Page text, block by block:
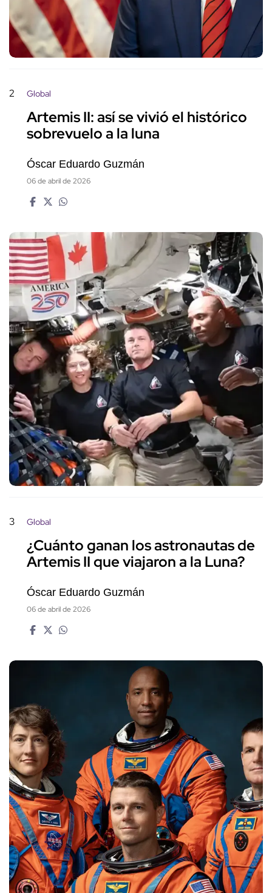
2 Global
Artemis II: así se vivió el histórico
sobrevuelo a la luna
Óscar Eduardo Guzmán
06 de abril de 2026
3 Global
¿Cuánto ganan los astronautas de
Artemis II que viajaron a la Luna?
Óscar Eduardo Guzmán
06 de abril de 2026